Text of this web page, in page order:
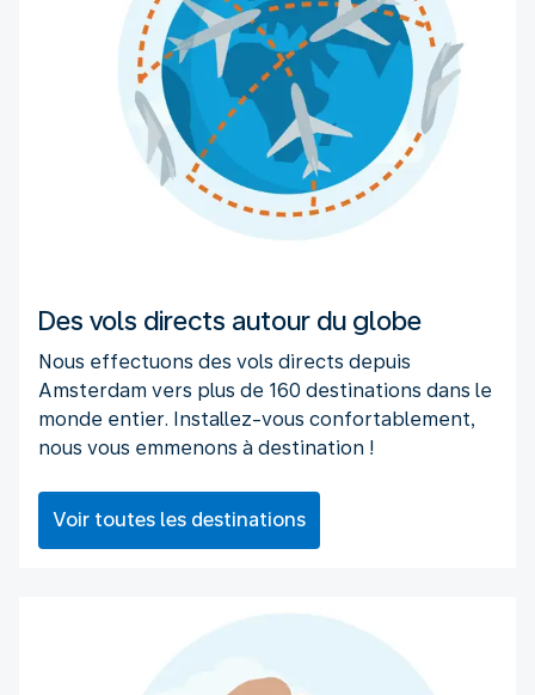
Des vols directs autour du globe
Nous effectuons des vols directs depuis
Amsterdam vers plus de 160 destinations dans le
monde entier. Installez-vous confortablement,
nous vous emmenons à destination !
Voir toutes les destinations